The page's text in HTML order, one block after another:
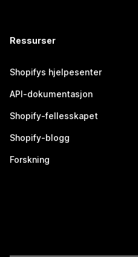
Ressurser
Shopifys hjelpesenter
API-dokumentasjon
Shopify-fellesskapet
Shopify-blogg
Forskning